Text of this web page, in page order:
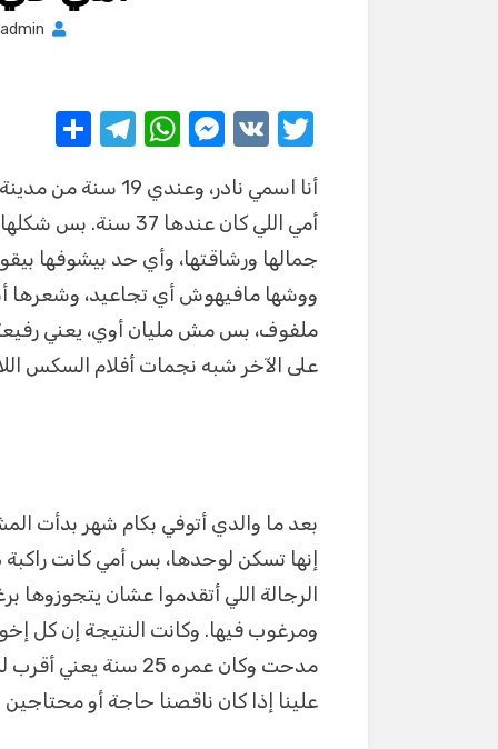
admin
T
it
te
r
V
M
ss
e
n
g
er
W
at
s
A
p
p
T
e
gr
a
m
ar
e
أمي اللي كان عندها
ووشها مافيهوش أي تجاعيد، وشعرها
ملفوف، بس مش مليان أوي، يعني
على الآخر شبه نجمات أفلام السكس
بعد ما والدي أتوفي بكام شهر بدأت
إنها تسكن لوحدها، بس أمي كانت
الرجالة اللي أتقدموا عشان يتجوزوها
ومرغوب فيها. وكانت النتيجة إن كل
مدحت وكان عمره 25
علينا إذا كان ناقصنا حاجة أو